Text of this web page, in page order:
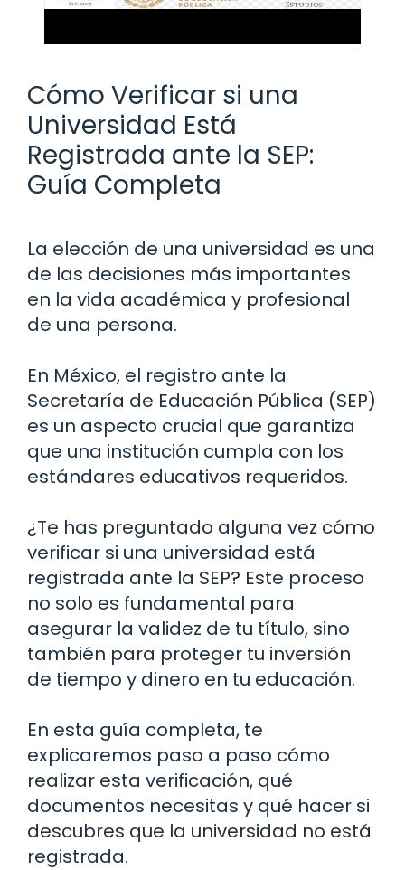
Cómo Verificar si una
Universidad Está
Registrada ante la SEP:
Guía Completa
La elección de una universidad es una
de las decisiones más importantes
en la vida académica y profesional
de una persona.
En México, el registro ante la
Secretaría de Educación Pública (SEP)
es un aspecto crucial que garantiza
que una institución cumpla con los
estándares educativos requeridos.
¿Te has preguntado alguna vez cómo
verificar si una universidad está
registrada ante la SEP? Este proceso
no solo es fundamental para
asegurar la validez de tu título, sino
también para proteger tu inversión
de tiempo y dinero en tu educación.
En esta guía completa, te
explicaremos paso a paso cómo
realizar esta verificación, qué
documentos necesitas y qué hacer si
descubres que la universidad no está
registrada.